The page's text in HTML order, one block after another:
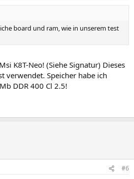
board und ram, wie in unserem test
K8T-Neo! (Siehe Signatur) Dieses
verwendet. Speicher habe ich
DDR 400 Cl 2.5!
#6